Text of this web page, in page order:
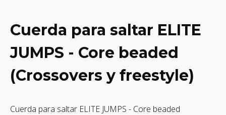
Cuerda para saltar ELITE
JUMPS - Core beaded
(Crossovers y freestyle)
Cuerda para saltar ELITE JUMPS - Core beaded